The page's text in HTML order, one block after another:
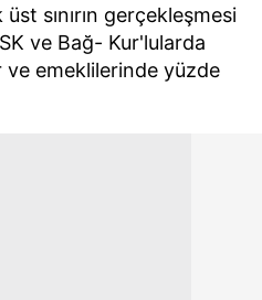
sınırın gerçekleşmesi
ve Bağ- Kur'lularda
ve emeklilerinde yüzde